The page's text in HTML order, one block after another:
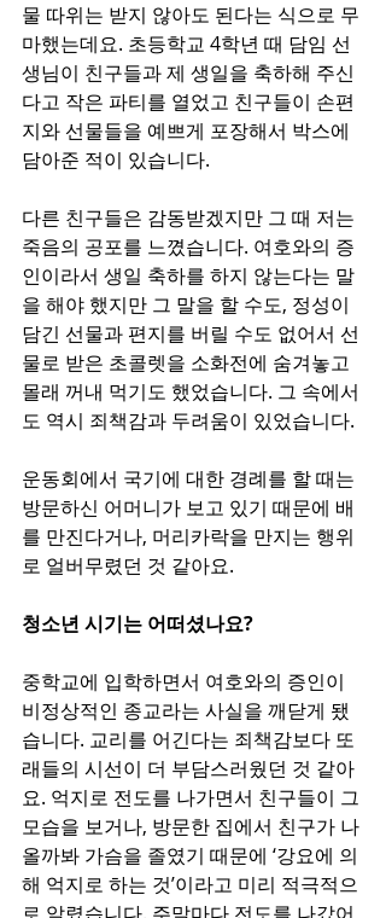
물 따위는 받지 않아도 된다는 식으로 무
마했는데요. 초등학교 4학년 때 담임 선
생님이 친구들과 제 생일을 축하해 주신
다고 작은 파티를 열었고 친구들이 손편
지와 선물들을 예쁘게 포장해서 박스에
담아준 적이 있습니다.
다른 친구들은 감동받겠지만 그 때 저는
죽음의 공포를 느꼈습니다. 여호와의 증
인이라서 생일 축하를 하지 않는다는 말
을 해야 했지만 그 말을 할 수도, 정성이
담긴 선물과 편지를 버릴 수도 없어서 선
물로 받은 초콜렛을 소화전에 숨겨놓고
몰래 꺼내 먹기도 했었습니다. 그 속에서
도 역시 죄책감과 두려움이 있었습니다.
운동회에서 국기에 대한 경례를 할 때는
방문하신 어머니가 보고 있기 때문에 배
를 만진다거나, 머리카락을 만지는 행위
로 얼버무렸던 것 같아요.
청소년 시기는 어떠셨나요?
중학교에 입학하면서 여호와의 증인이
비정상적인 종교라는 사실을 깨닫게 됐
습니다. 교리를 어긴다는 죄책감보다 또
래들의 시선이 더 부담스러웠던 것 같아
요. 억지로 전도를 나가면서 친구들이 그
모습을 보거나, 방문한 집에서 친구가 나
올까봐 가슴을 졸였기 때문에 ‘강요에 의
해 억지로 하는 것’이라고 미리 적극적으